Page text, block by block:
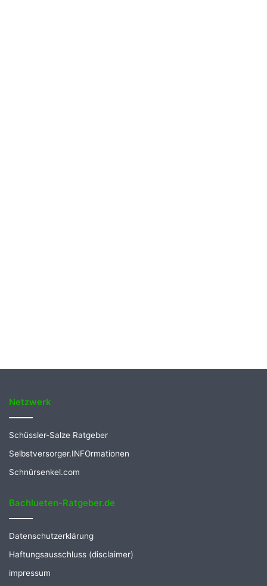
Netzwerk
Schüssler-Salze Ratgeber
Selbstversorger.INFOrmationen
Schnürsenkel.com
Bachlueten-Ratgeber.de
Datenschutzerklärung
Haftungsausschluss (disclaimer)
impressum